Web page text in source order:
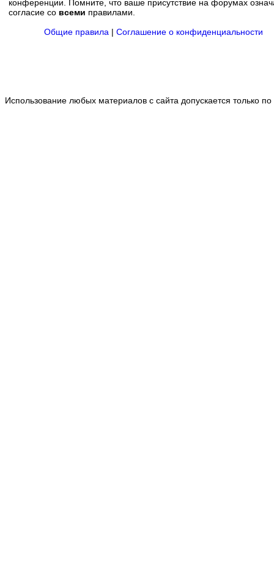
конференции. Помните, что ваше присутствие на форумах
согласие со всеми правилами.
Общие правила | Соглашение о конфиденциальности
Использование любых материалов с сайта допускается только